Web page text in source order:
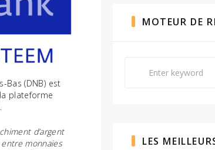
Bas (DNB) est
plateforme
d’argent
monnaies
MOTEUR DE
LES